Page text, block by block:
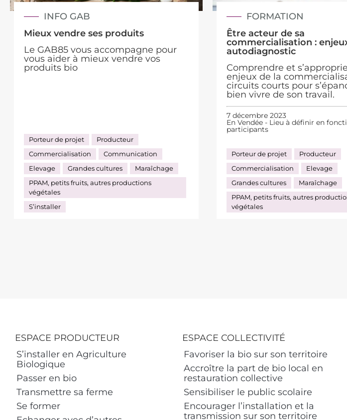
INFO GAB
Mieux vendre ses produits
Le GAB85 vous accompagne pour
vous aider à mieux vendre vos
produits bio
Porteur de projet
Producteur
Commercialisation
Communication
Elevage
Grandes cultures
Maraîchage
PPAM, petits fruits, autres productions
végétales
S’installer
FORMATION
Être acteur de sa
commercialisation :
autodiagnostic
Comprendre et
enjeux de la
circuits courts pour
bien vivre de son travail.
7 décembre 2023
En Vendée - Lieu à définir en
participants
Porteur de projet
Producteur
Commercialisation
Elevage
Grandes cultures
Maraîchage
PPAM, petits fruits, autres
végétales
ESPACE PRODUCTEUR
S’installer en Agriculture
Biologique
Passer en bio
Transmettre sa ferme
Se former
ESPACE COLLECTIVITÉ
Favoriser la bio sur son territoire
Accroître la part de bio local en
restauration collective
Sensibiliser le public scolaire
Encourager l’installation et la
transmission sur son territoire